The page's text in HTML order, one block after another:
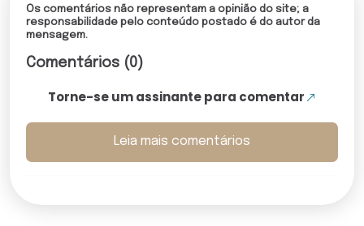
Os comentários não representam a opinião do site; a
responsabilidade pelo conteúdo postado é do autor da
mensagem.
Comentários (0)
Torne-se um assinante para comentar
Leia mais comentários